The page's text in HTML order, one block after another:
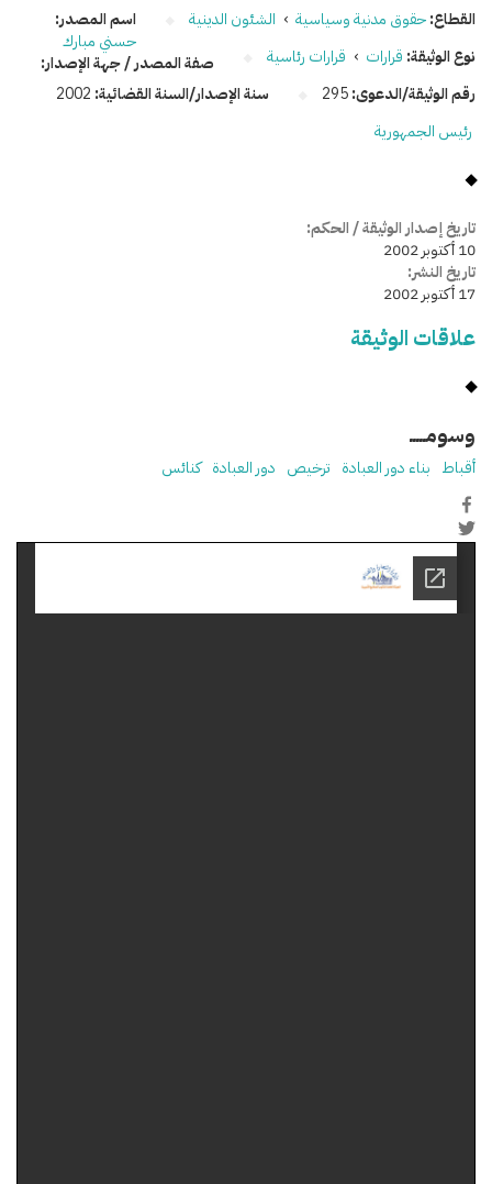
القطاع:حقوق مدنية وسياسية › الشئون الدينية
نوع الوثيقة: قرارات › قرارات رئاسية
رقم الوثيقة/الدعوى:295 سنة الإصدار/السنة القضائية: 2002
اسم المصدر:
حسني مبارك
صفة المصدر / جهة الإصدار:
رئيس الجمهورية
تاريخ إصدار الوثيقة / الحكم:
10 أكتوبر 2002
تاريخ النشر:
17 أكتوبر 2002
علاقات الوثيقة
وسومـــــ
أقباط بناء دور العبادة ترخيص دور العبادة كنائس